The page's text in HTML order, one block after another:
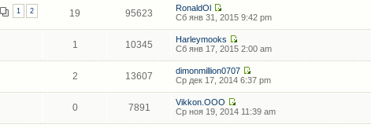
1 2 19 95623
RonaldOl
Сб янв 31, 2015 9:42 pm
1 10345
Harleymooks
Сб янв 17, 2015 2:00 am
2 13607
dimonmillion0707
Ср дек 17, 2014 6:37 pm
0 7891
Vikkon.OOO
Ср ноя 19, 2014 11:39 am